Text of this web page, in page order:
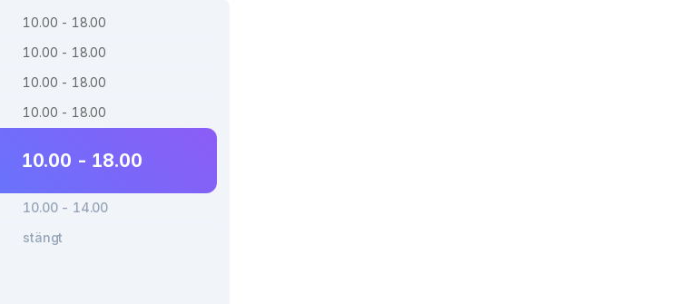
10.00 - 18.00
10.00 - 18.00
10.00 - 18.00
10.00 - 18.00
10.00 - 18.00
10.00 - 14.00
stängt